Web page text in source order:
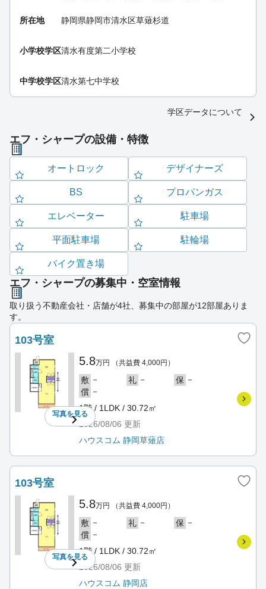
所在地 静岡県静岡市清水区草薙杉道
小学校学区清水有度第二小学校
中学校学区清水第七中学校
学区データについて
エフ・シャープの設備・特徴
オートロック デザイナーズ
BS プロパンガス
エレベーター 駐車場
平面駐車場 駐輪場
バイク置き場
エフ・シャープの募集中・空室情報
取り扱う不動産会社・店舗が4社、募集中の部屋が12部屋ありま
す。
103号室
写真を見る
5.8万円 （共益費 4,000円）
敷 － 礼 － 保 －
償 －
1階 / 1LDK / 30.72㎡
2026/08/06 更新
ハウスコム 静岡草薙店
103号室
写真を見る
5.8万円 （共益費 4,000円）
敷 － 礼 － 保 －
償 －
1階 / 1LDK / 30.72㎡
2026/08/06 更新
ハウスコム 静岡店